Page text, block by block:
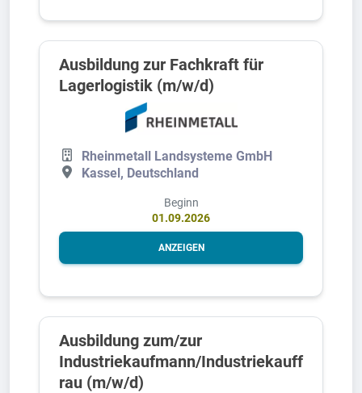
Ausbildung zur Fachkraft für
Lagerlogistik (m/w/d)
Rheinmetall Landsysteme GmbH
Kassel, Deutschland
Beginn
01.09.2026
ANZEIGEN
Ausbildung zum/zur
Industriekaufmann/Industriekauff
rau (m/w/d)